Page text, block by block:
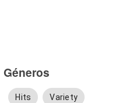
Géneros
Hits Variety